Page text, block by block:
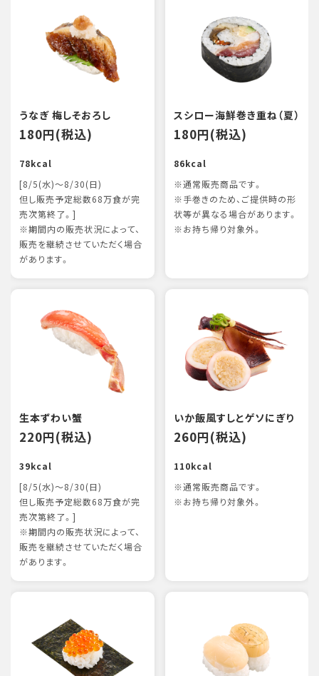
うなぎ 梅しそおろし
180円(税込)
78kcal
[8/5(水)～8/30(日)
但し販売予定総数68万食が完
売次第終了。]
※期間内の販売状況によって、
販売を継続させていただく場合
があります。
スシロー海鮮巻き重ね（夏）
180円(税込)
86kcal
※通常販売商品です。
※手巻きのため、ご提供時の形
状等が異なる場合があります。
※お持ち帰り対象外。
生本ずわい蟹
220円(税込)
39kcal
[8/5(水)～8/30(日)
但し販売予定総数68万食が完
売次第終了。]
※期間内の販売状況によって、
販売を継続させていただく場合
があります。
いか飯風すしとゲソにぎり
260円(税込)
110kcal
※通常販売商品です。
※お持ち帰り対象外。